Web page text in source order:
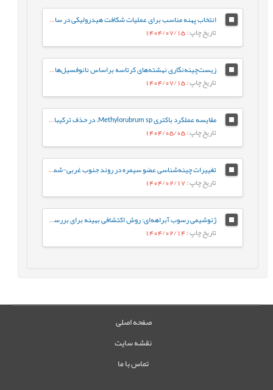
انتخاب پهنه مناسب برای عملیات شکافت هیدرولیکی در سازندهای ایلام و سروک در یکی از چاه-های نفتی میادین جنوب غربی ایران
تاریخ چاپ: 1404/07/15
زیست‌چینه‌نگاری نهشته‌های کرتاسه براساس نانوفسیل‌های آهکی در برش کوهبنان (شمال غرب کرمان، حوضه رسوبی ایران مرکزی)
تاریخ چاپ: 1404/07/15
مقایسه عملکرد باکتری Methylorubrum sp. در حذف ترکیبات نفت خام به‌صورت آزاد و تثبیت‌شده: رویکردی بر پایه فعالیت آنزیم‌های کلیدی
تاریخ چاپ: 1404/05/05
تغییرات چینه‌شناسی عضو سیمره در روند جنوب غربی-شمال شرقی زیرزون ساختاری لرستان، حوضه زاگرس
تاریخ چاپ: 1404/02/17
ژئوشیمی رسوب آبراهه‌ای: روش اکتشافی بهینه برای بررسی کانه‌زایی مس در گستره چاه رستم، جنوب بیرجند
تاریخ چاپ: 1404/02/14
صفحه اصلی
نقشه سایت
تماس با ما